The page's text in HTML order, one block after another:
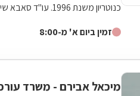
כנוטריון משנת 1996.
זמין ביום א' מ-8:00
מיכאל אבירם - משרד עורכי